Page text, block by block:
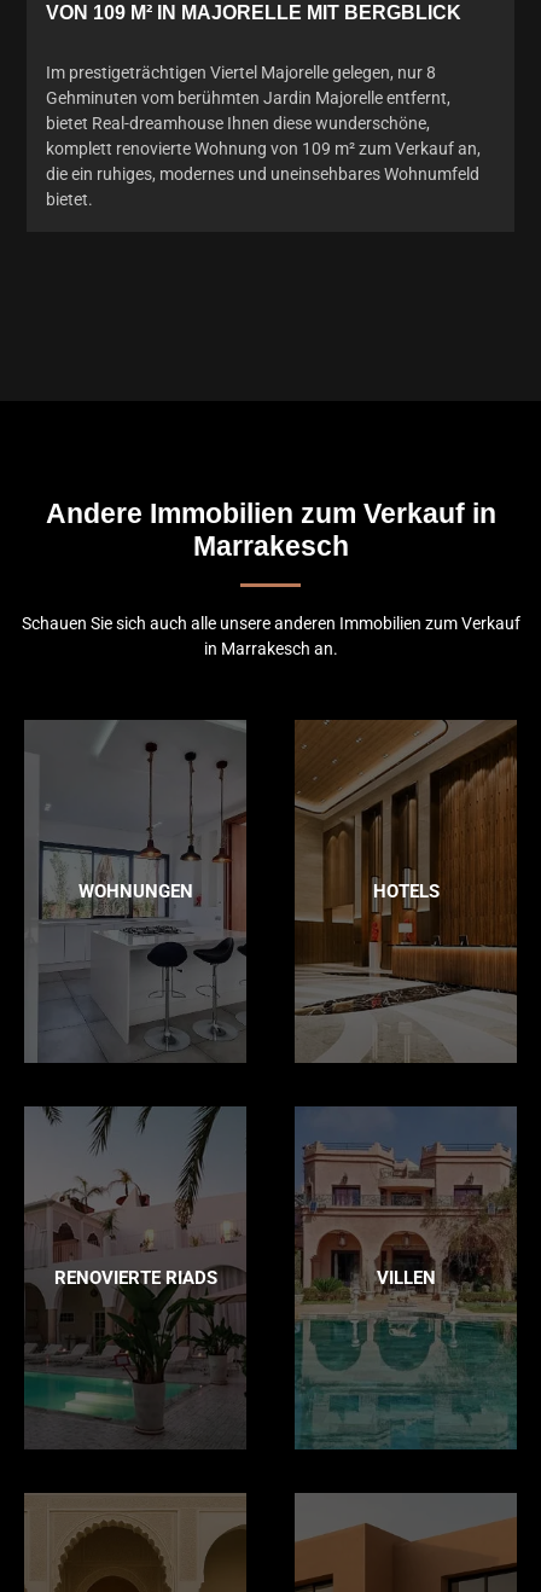
VON 109 M² IN MAJORELLE MIT BERGBLICK
Im prestigeträchtigen Viertel Majorelle gelegen, nur 8
Gehminuten vom berühmten Jardin Majorelle entfernt,
bietet Real-dreamhouse Ihnen diese wunderschöne,
komplett renovierte Wohnung von 109 m² zum Verkauf an,
die ein ruhiges, modernes und uneinsehbares Wohnumfeld
bietet.
Andere Immobilien zum Verkauf in
Marrakesch
Schauen Sie sich auch alle unsere anderen Immobilien zum Verkauf
in Marrakesch an.
WOHNUNGEN HOTELS
RENOVIERTE RIADS VILLEN